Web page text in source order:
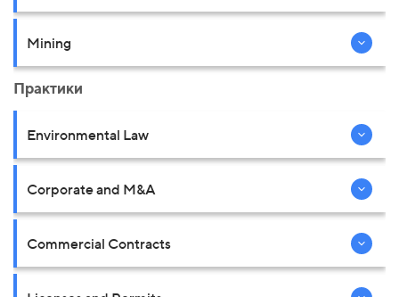
Mining
Практики
Environmental Law
Corporate and M&A
Commercial Contracts